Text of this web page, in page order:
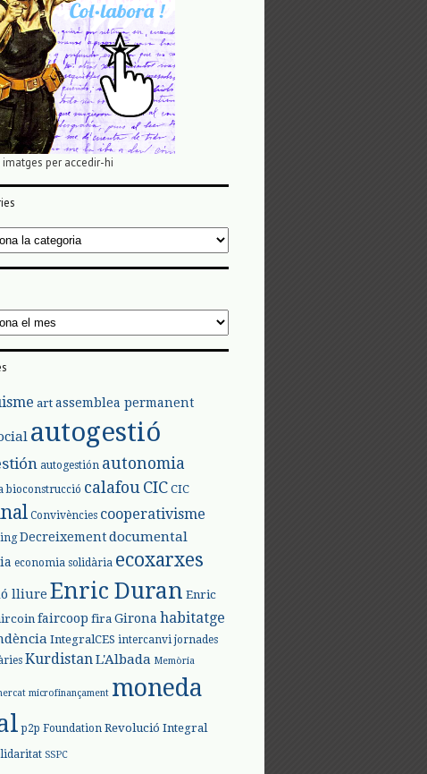
per accedir-hi
art assemblea permanent
autogestió
autogestión autonomia
bioconstrucció calafou CIC CIC
Convivències cooperativisme
Decreixementdocumental
economia solidària ecoxarxes
lliure Enric Duran Enric
faircoop fira Girona habitatge
IntegralCES intercanvi jornades
Kurdistan L'Albada Memòria
microfinançament moneda
p2p Foundation Revolució Integral
SSPC